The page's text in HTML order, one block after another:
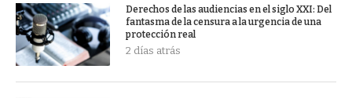
Derechos de las audiencias en el siglo XXI: Del
fantasma de la censura a la urgencia de una
protección real
2 días atrás